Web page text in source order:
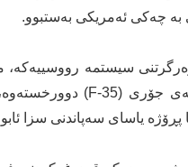
بە چەکی ئەمریکی بەستبوو.
یاسای سەپاندنی سزا